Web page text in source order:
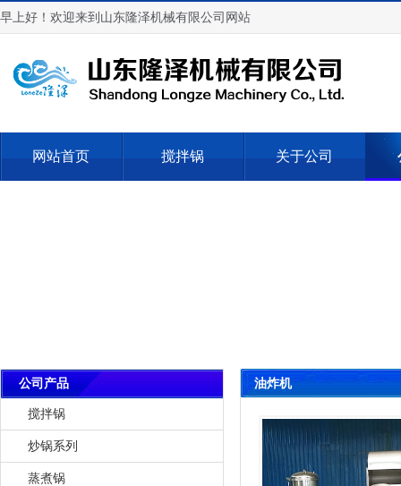
早上好！欢迎来到山东隆泽机械有限公司网站
网站首页 搅拌锅 关于公司
公司产品
搅拌锅
炒锅系列
蒸煮锅
油炸机